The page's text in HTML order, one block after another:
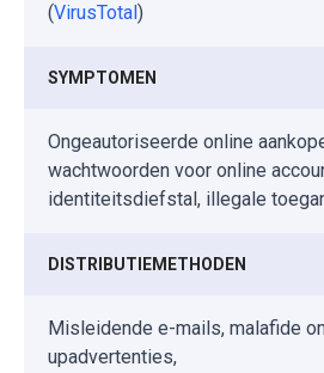
(VirusTotal)
SYMPTOMEN
Ongeautoriseerde online
wachtwoorden voor online
identiteitsdiefstal, illegale
DISTRIBUTIEMETHODEN
Misleidende e-mails, malafide
upadvertenties,